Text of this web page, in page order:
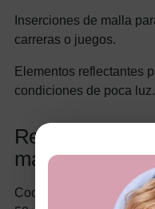
Inserciones de malla
carreras o juegos.
Elementos reflectantes
condiciones de poca luz.
marcas
Coolibar es líder en